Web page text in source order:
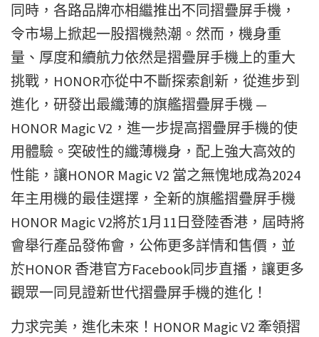
同時，各路品牌亦相繼推出不同摺疊屏手機，
令市場上掀起一股摺機熱潮。然而，機身重
量、厚度和續航力依然是摺疊屏手機上的重大
挑戰，HONOR亦從中不斷探索創新，從進步到
進化，研發出最纖薄的旗艦摺疊屏手機 —
HONOR Magic V2，進一步提高摺疊屏手機的使
用體驗。突破性的纖薄機身，配上強大高效的
性能，讓HONOR Magic V2 當之無愧地成為2024
年主用機的最佳選擇，全新的旗艦摺疊屏手機
HONOR Magic V2將於1月11日登陸香港，屆時將
會舉行產品發佈會，公佈更多詳情和售價，並
於HONOR 香港官方Facebook同步直播，讓更多
觀眾一同見證新世代摺疊屏手機的進化！
力求完美，進化未來！HONOR Magic V2 牽領摺